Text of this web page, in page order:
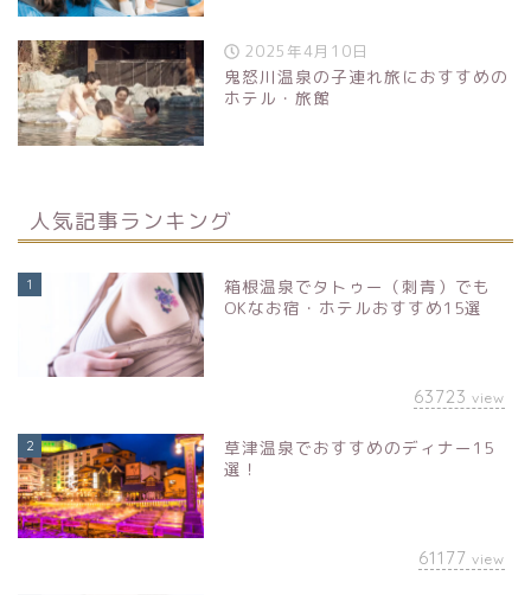
2025年4月10日
鬼怒川温泉の子連れ旅におすすめの
ホテル・旅館
人気記事ランキング
1
箱根温泉でタトゥー（刺青）でも
OKなお宿・ホテルおすすめ15選
63723 view
2
草津温泉でおすすめのディナー15
選！
61177 view